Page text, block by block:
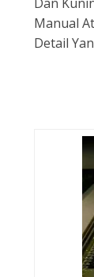
Manual
Detail